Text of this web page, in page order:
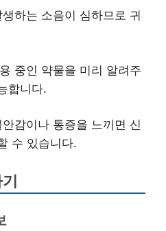
하는 소음이 심하므로 귀
중인 약물을 미리 알려주
합니다.
감이나 통증을 느끼면 신
수 있습니다.